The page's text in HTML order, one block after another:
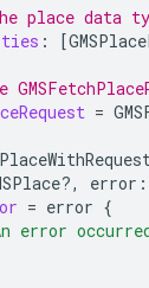
place data
: [
=
?, error :
= error {
error